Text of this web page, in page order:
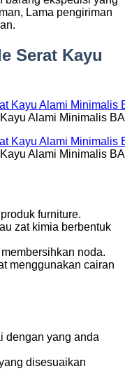
Lama pengiriman
Serat Kayu
Alami Minimalis
Alami Minimalis
furniture.
zat kimia berbentuk
noda.
menggunakan cairan
dengan yang anda
disesuaikan